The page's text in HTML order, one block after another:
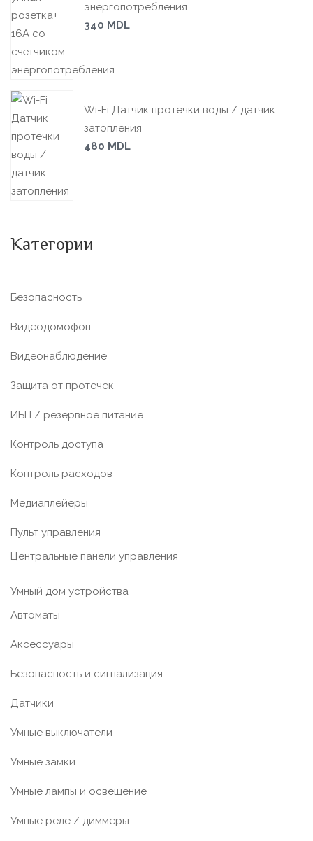
энергопотребления
340 MDL
Wi-Fi Датчик протечки воды / датчик
затопления
480 MDL
Категории
Безопасность
Видеодомофон
Видеонаблюдение
Защита от протечек
ИБП / резервное питание
Контроль доступа
Контроль расходов
Медиаплейеры
Пульт управления
Центральные панели управления
Умный дом устройства
Автоматы
Аксессуары
Безопасность и сигнализация
Датчики
Умные выключатели
Умные замки
Умные лампы и освещение
Умные реле / диммеры